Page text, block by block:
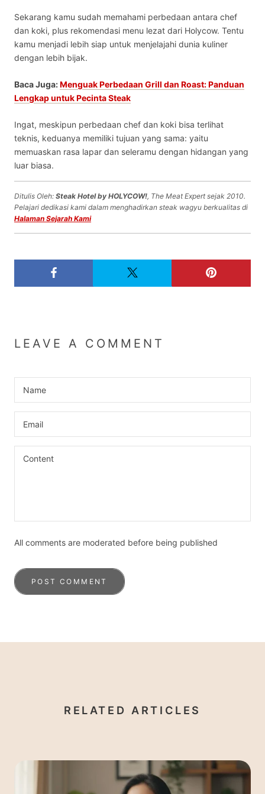
Sekarang kamu sudah memahami perbedaan antara chef
dan koki, plus rekomendasi menu lezat dari Holycow. Tentu
kamu menjadi lebih siap untuk menjelajahi dunia kuliner
dengan lebih bijak.
Baca Juga:Menguak Perbedaan Grill dan Roast: Panduan
Lengkap untuk Pecinta Steak
Ingat, meskipun perbedaan chef dan koki bisa terlihat
teknis, keduanya memiliki tujuan yang sama: yaitu
memuaskan rasa lapar dan seleramu dengan hidangan yang
luar biasa.
Ditulis Oleh: Steak Hotel by HOLYCOW!, The Meat Expert sejak 2010.
Pelajari dedikasi kami dalam menghadirkan steak wagyu berkualitas di
Halaman Sejarah Kami
LEAVE A COMMENT
All comments are moderated before being published
POST COMMENT
RELATED ARTICLES